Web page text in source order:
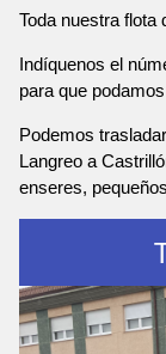
Toda nuestra flota
Indíquenos el
para que
Podemos
Langreo a
enseres,